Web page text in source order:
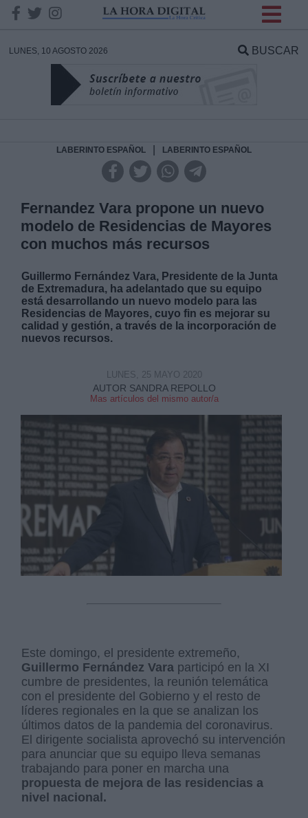
LUNES, 10 AGOSTO 2026 BUSCAR
LABERINTO ESPAÑOL LABERINTO ESPAÑOL
Fernandez Vara propone un nuevo
modelo de Residencias de Mayores
con muchos más recursos
Guillermo Fernández Vara, Presidente de la Junta
de Extremadura, ha adelantado que su equipo
está desarrollando un nuevo modelo para las
Residencias de Mayores, cuyo fin es mejorar su
calidad y gestión, a través de la incorporación de
nuevos recursos.
AUTOR SANDRA REPOLLO
Mas artículos del mismo autor/a
LUNES, 25 MAYO 2020
Este domingo, el presidente extremeño,
Guillermo Fernández Vara participó en la XI
cumbre de presidentes, la reunión telemática
con el presidente del Gobierno y el resto de
líderes regionales en la que se analizan los
últimos datos de la pandemia del coronavirus.
El dirigente socialista aprovechó su intervención
para anunciar que su equipo lleva semanas
trabajando para poner en marcha una
propuesta de mejora de las residencias a
nivel nacional.
DATOS
Responsable:
Legitimación:
Destinatarios:
link
Información adicional
link